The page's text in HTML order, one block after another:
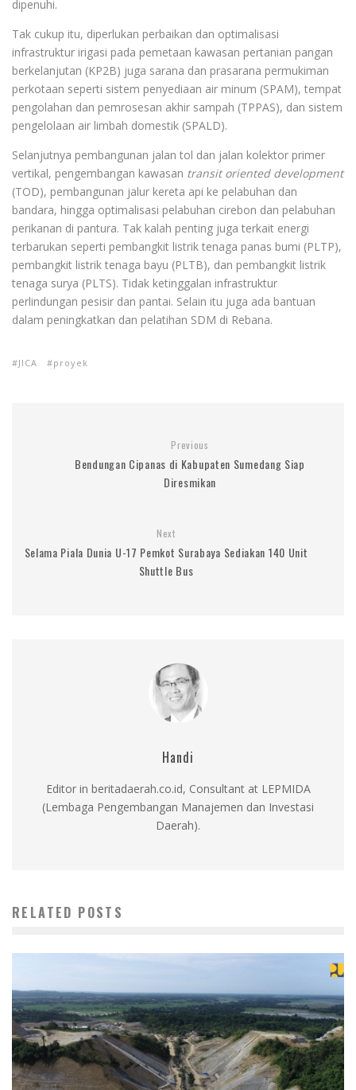
dipenuhi.
Tak cukup itu, diperlukan perbaikan dan optimalisasi
infrastruktur irigasi pada pemetaan kawasan pertanian pangan
berkelanjutan (KP2B) juga sarana dan prasarana permukiman
perkotaan seperti sistem penyediaan air minum (SPAM), tempat
pengolahan dan pemrosesan akhir sampah (TPPAS), dan sistem
pengelolaan air limbah domestik (SPALD).
Selanjutnya pembangunan jalan tol dan jalan kolektor primer
vertikal, pengembangan kawasan transit oriented development
(TOD), pembangunan jalur kereta api ke pelabuhan dan
bandara, hingga optimalisasi pelabuhan cirebon dan pelabuhan
perikanan di pantura. Tak kalah penting juga terkait energi
terbarukan seperti pembangkit listrik tenaga panas bumi (PLTP),
pembangkit listrik tenaga bayu (PLTB), dan pembangkit listrik
tenaga surya (PLTS). Tidak ketinggalan infrastruktur
perlindungan pesisir dan pantai. Selain itu juga ada bantuan
dalam peningkatkan dan pelatihan SDM di Rebana.
JICA proyek
Previous
Bendungan Cipanas di Kabupaten Sumedang Siap
Diresmikan
Next
Selama Piala Dunia U-17 Pemkot Surabaya Sediakan 140 Unit
Shuttle Bus
Handi
Editor in beritadaerah.co.id, Consultant at LEPMIDA
(Lembaga Pengembangan Manajemen dan Investasi
Daerah).
RELATED POSTS